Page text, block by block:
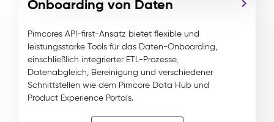
Onboarding von Daten
Pimcores API-first-Ansatz bietet flexible und
leistungsstarke Tools für das Daten-Onboarding,
einschließlich integrierter ETL-Prozesse,
Datenabgleich, Bereinigung und verschiedener
Schnittstellen wie dem Pimcore Data Hub und
Product Experience Portals.